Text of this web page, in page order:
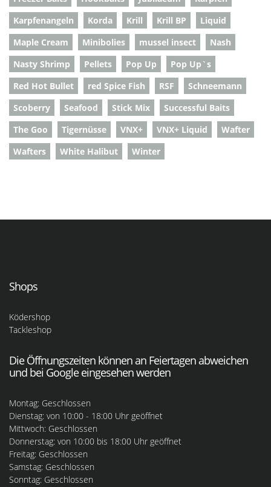
Karpfenangeln
Korda Krill Krill BP
Liquid
Maple Cream
Minibolies mussel insect
Nash
Nasty Shrimp
Pellets Pop Up
Pop Up`s
Red Hot Bullet
red Spice Fish RSF
Schneemann
Scoberry
Seafood Stick Mix
Successful Baits
The Goo
Tigernüsse VNX+ VNX+ Liquid
Wafter
Wafters
White Halibut Winter
Shops
Ködershop
Tackleshop
Die Öffnungszeiten können an Feiertagen abweichen
und bei Google eingesehen werden
Montag: Geschlossen
Dienstag: von 10:00 - 18:00 Uhr geöffnet
Mittwoch: Geschlossen
Donnerstag: von 10:00 bis 18:00 Uhr geöffnet
Freitag: Geschlossen
Samstag: Geschlossen
Sonntag: Geschlossen